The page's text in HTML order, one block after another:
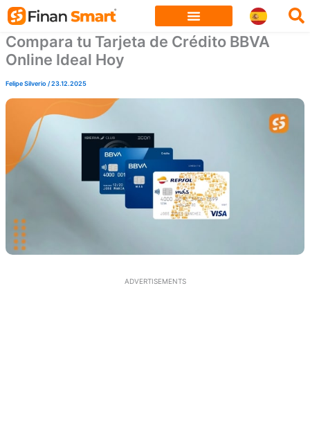
Skip
content
Compara tu Tarjeta de Crédito BBVA
Online Ideal Hoy
Felipe Silverio/23.12.2025
ADVERTISEMENTS